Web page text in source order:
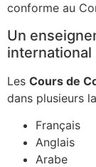
conforme au
Un
international
Les Cours de
dans plusieurs
Français
Anglais
Arabe